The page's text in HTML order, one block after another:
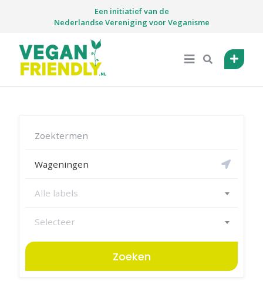
Een initiatief van de
Nederlandse Vereniging voor Veganisme
Alle labels
Selecteer
Zoeken